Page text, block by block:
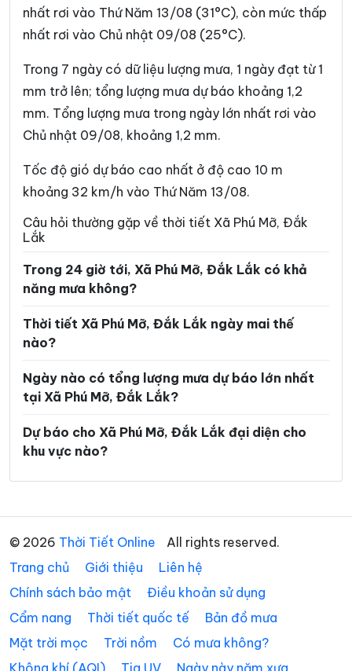
Xã Ea Drông Xã Ea H’leo
Xã Ea Kar
Xã Ea Khăl Xã Ea Kiết
Xã Ea Kly Xã Ea Knốp
Xã Ea Knuếc Xã Ea Ktur
Xã Ea Ly Xã Ea M’Droh
Xã Ea Na Xã Ea Ning
Xã Ea Nuôl Xã Ea Ô
Xã Ea Phê
Xã Ea Riêng
Xã Ea Súp Xã Ea Trang
Xã Ea Tul
Xã Ea Wy Xã Hòa Mỹ
Xã Hòa Sơn Xã Hòa Thịnh
Xã Hòa Xuân
Xã Krông Búk Xã Krông Năng
Xã Krông Nô Xã Krông Pắc
Xã Liên Sơn Lắk Xã M’Drắk
Xã Nam Ka Xã Ô Loan
nhất rơi vào Thứ Năm 13/08 (31°C), còn mức thấp
nhất rơi vào Chủ nhật 09/08 (25°C).
Trong 7 ngày có dữ liệu lượng mưa, 1 ngày đạt từ 1
mm trở lên; tổng lượng mưa dự báo khoảng 1,2
mm. Tổng lượng mưa trong ngày lớn nhất rơi vào
Chủ nhật 09/08, khoảng 1,2 mm.
Tốc độ gió dự báo cao nhất ở độ cao 10 m
khoảng 32 km/h vào Thứ Năm 13/08.
Câu hỏi thường gặp về thời tiết Xã Phú Mỡ, Đắk
Lắk
Trong 24 giờ tới, Xã Phú Mỡ, Đắk Lắk có khả
năng mưa không?
Thời tiết Xã Phú Mỡ, Đắk Lắk ngày mai thế
nào?
Ngày nào có tổng lượng mưa dự báo lớn nhất
tại Xã Phú Mỡ, Đắk Lắk?
Dự báo cho Xã Phú Mỡ, Đắk Lắk đại diện cho
khu vực nào?
© 2026 Thời Tiết Online
All rights reserved.
Trang chủ
Giới thiệu
Liên hệ
Chính sách bảo mật
Điều khoản sử dụng
Cẩm nang
Thời tiết quốc tế
Bản đồ mưa
Mặt trời mọc
Trời nồm
Có mưa không?